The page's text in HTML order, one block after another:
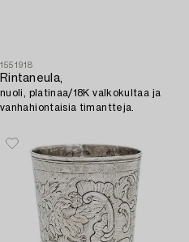
1551918
Rintaneula,
nuoli, platinaa/18K valkokultaa ja
vanhahiontaisia timantteja.